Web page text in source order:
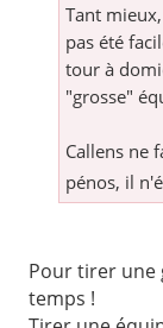
Tant
pas été
tour à
"grosse"
Callens ne
pénos, il
Pour tirer une
temps !